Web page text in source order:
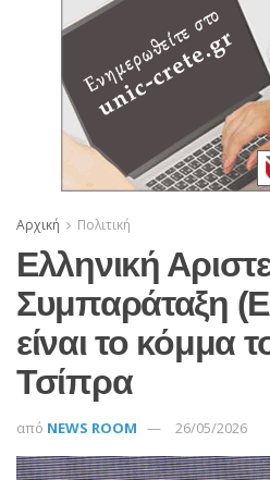
Αρχική Πολιτική
Ελληνική
Συμπαράταξη
είναι το κόμμα
Τσίπρα
από NEWS ROOM 26/05/2026